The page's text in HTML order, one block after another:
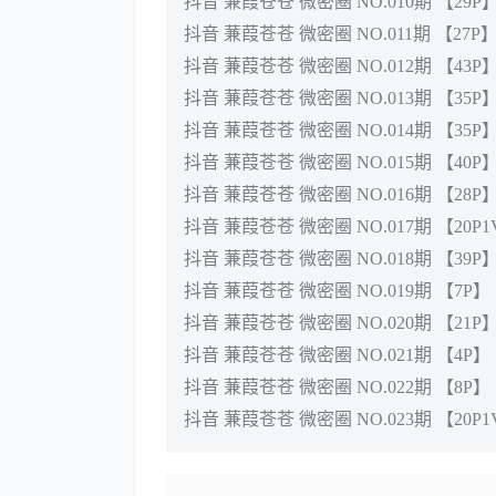
抖音 蒹葭苍苍 微密圈 NO.011期 【27P】
抖音 蒹葭苍苍 微密圈 NO.012期 【43P】
抖音 蒹葭苍苍 微密圈 NO.013期 【35P】
抖音 蒹葭苍苍 微密圈 NO.014期 【35P】
抖音 蒹葭苍苍 微密圈 NO.015期 【40P】
抖音 蒹葭苍苍 微密圈 NO.016期 【28P】
抖音 蒹葭苍苍 微密圈 NO.017期 【
抖音 蒹葭苍苍 微密圈 NO.018期 【39P】
抖音 蒹葭苍苍 微密圈 NO.019期 【7P】
抖音 蒹葭苍苍 微密圈 NO.020期 【21P】
抖音 蒹葭苍苍 微密圈 NO.021期 【4P】
抖音 蒹葭苍苍 微密圈 NO.022期 【8P】
抖音 蒹葭苍苍 微密圈 NO.023期 【